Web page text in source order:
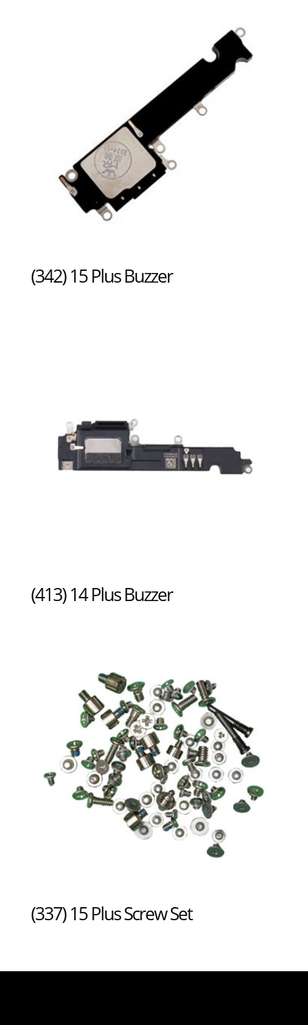
(342) 15 Plus Buzzer
(413) 14 Plus Buzzer
(337) 15 Plus Screw Set